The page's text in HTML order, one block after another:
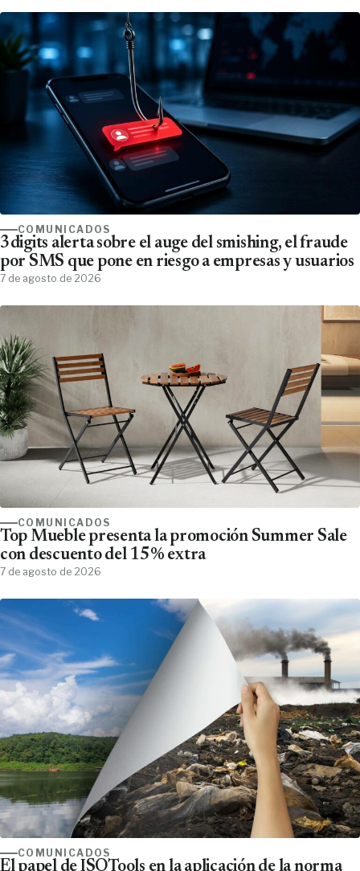
COMUNICADOS
3digits alerta sobre el auge del smishing, el fraude
por SMS que pone en riesgo a empresas y usuarios
7 de agosto de 2026
COMUNICADOS
Top Mueble presenta la promoción Summer Sale
con descuento del 15% extra
7 de agosto de 2026
COMUNICADOS
El papel de ISOTools en la aplicación de la norma